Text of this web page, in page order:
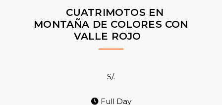
CUATRIMOTOS EN
MONTAÑA DE COLORES CON
VALLE ROJO
S/.
Full Day